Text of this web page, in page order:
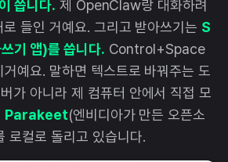
씁니다. 제 OpenClaw랑 대화하려
들인 거예요. 그리고 받아쓰기는 S
기 앱)를 씁니다. Control+Space
예요. 말하면 텍스트로 바꿔주는 도
가 아니라 제 컴퓨터 안에서 직접 모
Parakeet(엔비디아가 만든 오픈소
로컬로 돌리고 있습니다.